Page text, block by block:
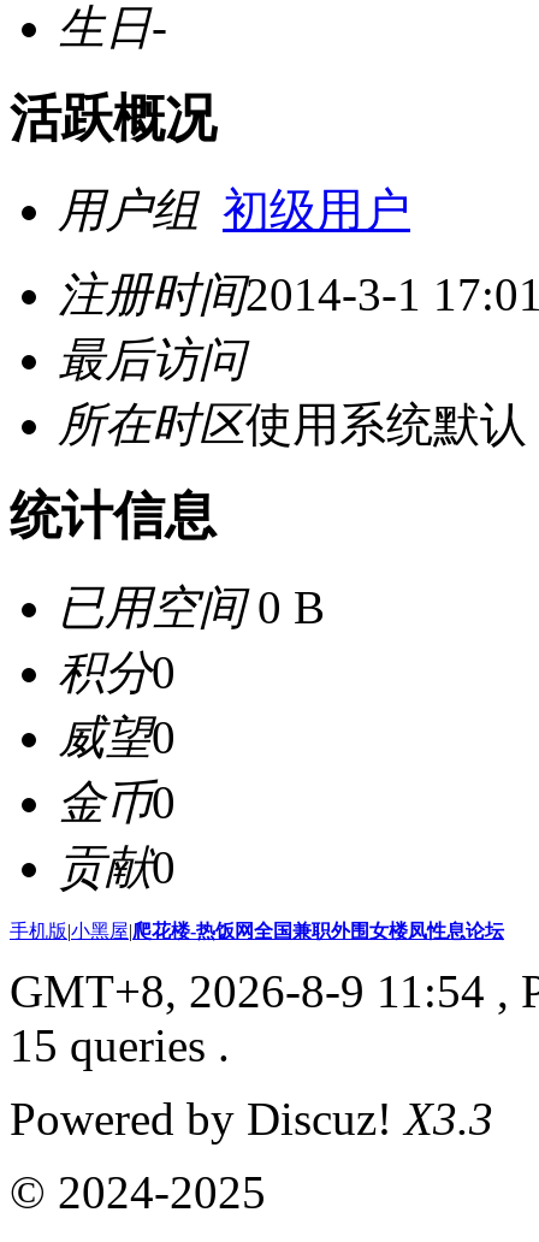
生日-
活跃概况
用户组 初级用户
注册时间2014-3-1
最后访问
所在时区使用系统默认
统计信息
已用空间0 B
积分0
威望0
金币0
贡献0
手机版|小黑屋|爬花楼-热饭网全国兼职外围女楼凤性息论坛
GMT+8, 2026-8-9 11:54 ,
15 queries .
Powered by Discuz!X3.3
© 2024-2025